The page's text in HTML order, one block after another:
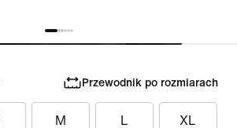
Przewodnik po rozmiarach
M L XL